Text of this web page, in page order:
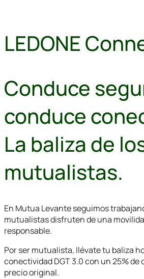
LEDONE
Conduce
conduce
La baliza de
mutualistas.
En Mutua Levante seguimos
mutualistas disfruten de una
responsable.
Por ser mutualista, llévate tu baliza
conectividad DGT 3.0 con un 25% de
precio original.